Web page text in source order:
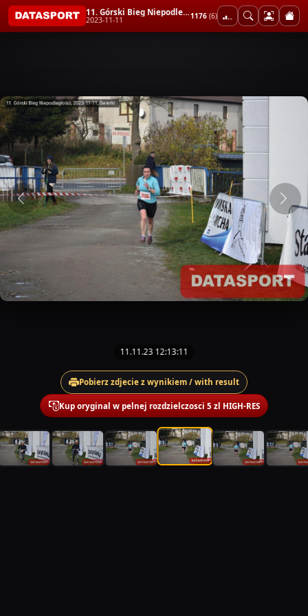
11. Górski Bieg Niepodległości
2023-11-11 1176 (6)
11.11.23 12:13:11
Pobierz zdjecie z wynikiem / with result
Kup oryginal w pelnej rozdzielczosci 5 zl HIGH-RES